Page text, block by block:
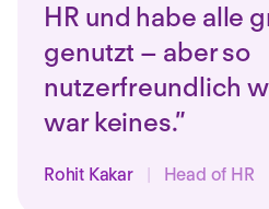
HR und habe alle
genutzt – aber so
nutzerfreundlich
war keines.”
Rohit Kakar Head of HR